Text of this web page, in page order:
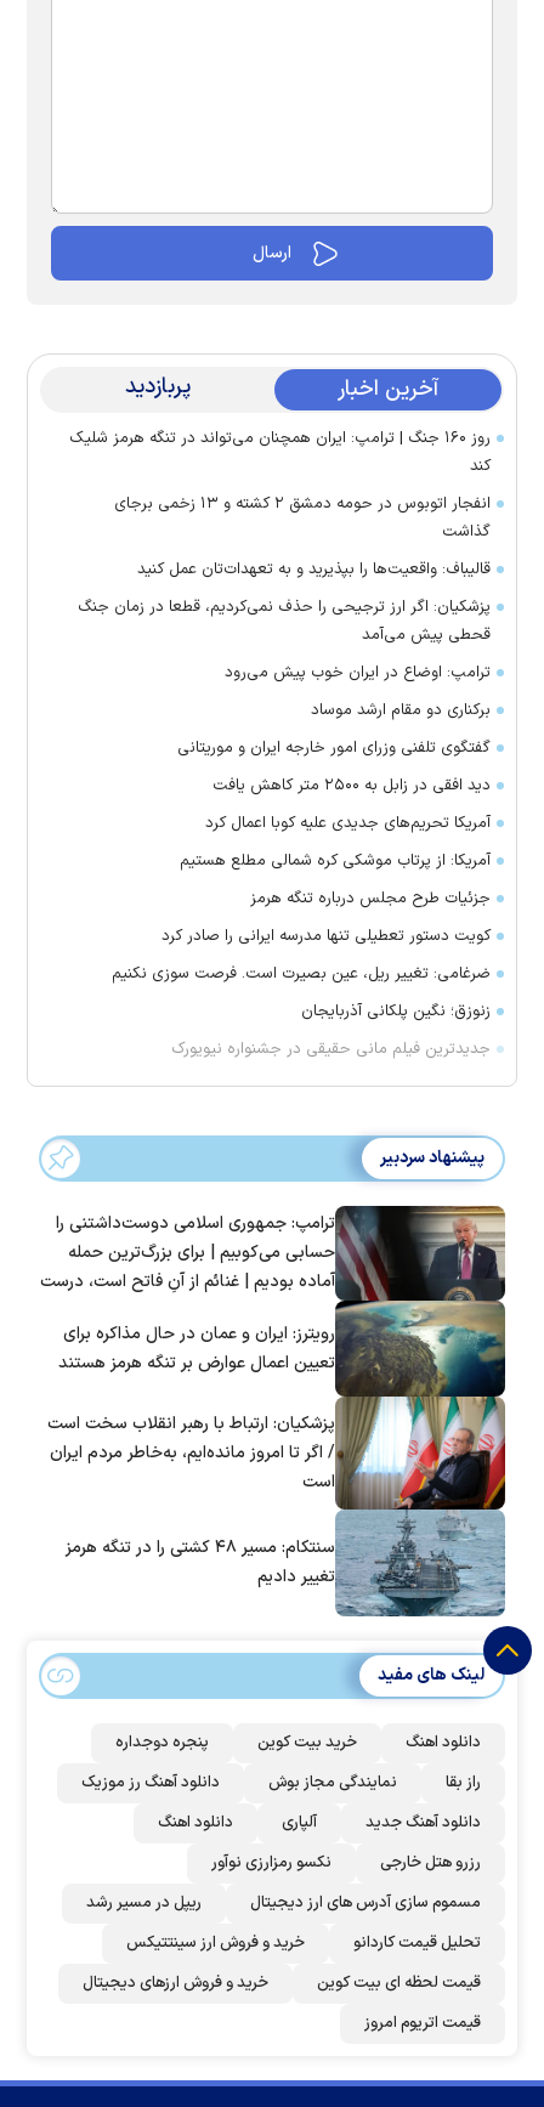
آخرین اخبار پربازدید
روز ۱۶۰ جنگ | ترامپ: ایران همچنان می‌تواند در تنگه هرمز شلیک
کند
انفجار اتوبوس در حومه دمشق ۲ کشته و ۱۳ زخمی برجای
گذاشت
قالیباف: واقعیت‌ها را بپذیرید و به تعهدات‌تان عمل کنید
پزشکیان: اگر ارز ترجیحی را حذف نمی‌کردیم، قطعا در زمان جنگ
قحطی پیش می‌آمد
ترامپ: اوضاع در ایران خوب پیش می‌رود
برکناری دو مقام ارشد موساد
گفتگوی تلفنی وزرای امور خارجه ایران و موریتانی
دید افقی در زابل به ۲۵۰۰ متر کاهش یافت
آمریکا تحریم‌های جدیدی علیه کوبا اعمال کرد
آمریکا: از پرتاب موشکی کره شمالی مطلع هستیم
جزئیات طرح مجلس درباره تنگه هرمز
کویت دستور تعطیلی تنها مدرسه ایرانی را صادر کرد
ضرغامی: تغییر ریل، عین بصیرت است. فرصت سوزی نکنیم
زنوزق؛ نگین پلکانی آذربایجان
جدیدترین فیلم مانی حقیقی در جشنواره نیویورک
پیشنهاد سردبیر
ترامپ: جمهوری اسلامی دوست‌داشتنی را
حسابی می‌کوبیم | برای بزرگ‌ترین حمله
آماده بودیم | غنائم از آنِ فاتح است، درست
رویترز: ایران و عمان در حال مذاکره برای
تعیین اعمال عوارض بر تنگه هرمز هستند
پزشکیان: ارتباط با رهبر انقلاب سخت است
/ اگر تا امروز مانده‌ایم، به‌خاطر مردم ایران
است
سنتکام: مسیر ۴۸ کشتی را در تنگه هرمز
تغییر دادیم
لینک های مفید
دانلود اهنگ خرید بیت کوین
پنجره دوجداره
راز بقا
نمایندگی مجاز بوش
دانلود آهنگ رز‌ موزیک
دانلود آهنگ جدید
آلپاری
دانلود اهنگ
رزرو هتل خارجی
نکسو رمزارزی نوآور
مسموم سازی آدرس های ارز دیجیتال
ریپل در مسیر رشد
تحلیل قیمت کاردانو
خرید و فروش ارز سینتتیکس
قیمت لحظه ای بیت کوین
خرید و فروش ارزهای دیجیتال
قیمت اتریوم امروز